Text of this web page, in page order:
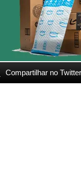
Compartilhar no Twitter